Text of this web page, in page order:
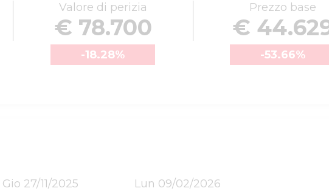
Valore di perizia
€ 78.700
-18.28%
Prezzo base
€
-53.66%
Gio 27/11/2025 Lun 09/02/2026